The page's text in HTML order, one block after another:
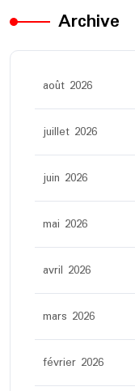
Archive
août 2026
juillet 2026
juin 2026
mai 2026
avril 2026
mars 2026
février 2026